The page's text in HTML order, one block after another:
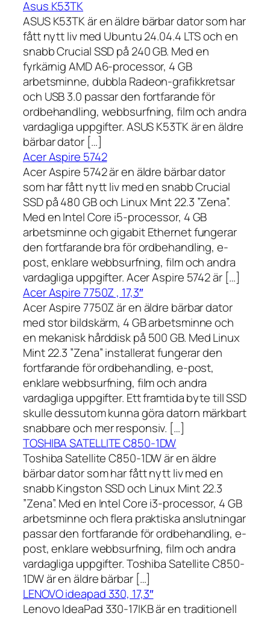
Asus K53TK
ASUS K53TK är en äldre bärbar dator som har
fått nytt liv med Ubuntu 24.04.4 LTS och en
snabb Crucial SSD på 240 GB. Med en
fyrkärnig AMD A6-processor, 4 GB
arbetsminne, dubbla Radeon-grafikkretsar
och USB 3.0 passar den fortfarande för
ordbehandling, webbsurfning, film och andra
vardagliga uppgifter. ASUS K53TK är en äldre
bärbar dator […]
Acer Aspire 5742
Acer Aspire 5742 är en äldre bärbar dator
som har fått nytt liv med en snabb Crucial
SSD på 480 GB och Linux Mint 22.3 ”Zena”.
Med en Intel Core i5-processor, 4 GB
arbetsminne och gigabit Ethernet fungerar
den fortfarande bra för ordbehandling, e-
post, enklare webbsurfning, film och andra
vardagliga uppgifter. Acer Aspire 5742 är […]
Acer Aspire 7750Z , 17,3″
Acer Aspire 7750Z är en äldre bärbar dator
med stor bildskärm, 4 GB arbetsminne och
en mekanisk hårddisk på 500 GB. Med Linux
Mint 22.3 ”Zena” installerat fungerar den
fortfarande för ordbehandling, e-post,
enklare webbsurfning, film och andra
vardagliga uppgifter. Ett framtida byte till SSD
skulle dessutom kunna göra datorn märkbart
snabbare och mer responsiv. […]
TOSHIBA SATELLITE C850-1DW
Toshiba Satellite C850-1DW är en äldre
bärbar dator som har fått nytt liv med en
snabb Kingston SSD och Linux Mint 22.3
”Zena”. Med en Intel Core i3-processor, 4 GB
arbetsminne och flera praktiska anslutningar
passar den fortfarande för ordbehandling, e-
post, enklare webbsurfning, film och andra
vardagliga uppgifter. Toshiba Satellite C850-
1DW är en äldre bärbar […]
LENOVO ideapad 330, 17,3″
Lenovo IdeaPad 330-17IKB är en traditionell